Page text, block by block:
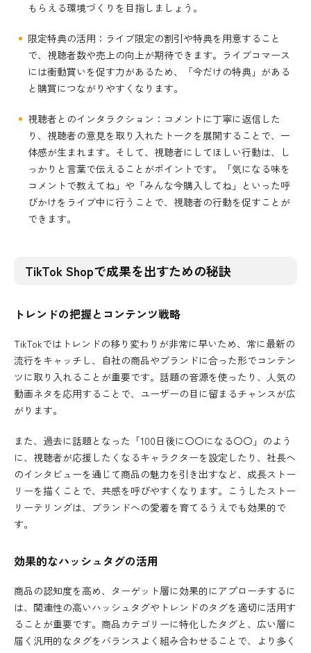
もらえる環境づくりを目指しましょう。
限定特典の活用：ライブ限定の割引や特典を用意すること
で、視聴者数や売上の向上が期待できます。ライブコマース
には衝動買いを促す力があるため、「今だけの特典」がある
と購買につながりやすくなります。
視聴者とのインタラクション：コメントに丁寧に返信した
り、視聴者の意見を取り入れたトークを展開することで、一
体感が生まれます。そして、視聴者にしてほしい行動は、し
っかりと言葉で伝えることがポイントです。「気になる味を
コメントで教えてね」や「みんな今購入してね」といった呼
びかけをライブ中に行うことで、視聴者の行動を促すことが
できます。
TikTok Shopで成果を出すための秘訣
トレンドの把握とコンテンツ戦略
TikTokではトレンドの移り変わりが非常に早いため、常に最新の
流行をキャッチし、自社の商品やブランドに合った形でコンテン
ツに取り入れることが重要です。話題の音源を使ったり、人気の
動画ネタを応用することで、ユーザーの目に留まるチャンスが広
がります。
また、過去に話題となった「100日後に〇〇になる〇〇」のよう
に、視聴者が応援したくなるキャラクターを設定したり、社長へ
のインタビューを通じて商品の魅力を引き出すなど、成長ストー
リーを描くことで、共感を呼びやすくなります。こうしたストー
リーテリングは、ブランドへの愛着を育てるうえでも効果的で
す。
効果的なハッシュタグの活用
商品の認知度を高め、ターゲット層に効果的にアプローチするに
は、関連性の高いハッシュタグやトレンドのタグを適切に活用す
ることが重要です。商品カテゴリーに特化したタグと、広い層に
届く汎用的なタグをバランスよく組み合わせることで、より多く